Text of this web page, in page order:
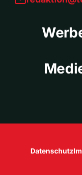
Datenschutz